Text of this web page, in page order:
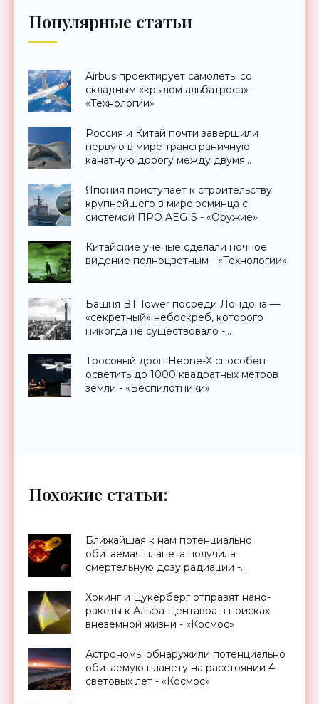
Популярные статьи
Airbus проектирует самолеты со
складным «крылом альбатроса» -
«Технологии»
Россия и Китай почти завершили
первую в мире трансграничную
канатную дорогу между двумя
Япония приступает к строительству
крупнейшего в мире эсминца с
системой ПРО AEGIS - «Оружие»
Китайские ученые сделали ночное
видение полноцветным - «Технологии»
Башня BT Tower посреди Лондона —
«секретный» небоскреб, которого
никогда не существовало -
Тросовый дрон Heone-X способен
осветить до 1000 квадратных метров
земли - «Беспилотники»
Похожие статьи:
Ближайшая к нам потенциально
обитаемая планета получила
смертельную дозу радиации -
Хокинг и Цукерберг отправят нано-
ракеты к Альфа Центавра в поисках
внеземной жизни - «Космос»
Астрономы обнаружили потенциально
обитаемую планету на расстоянии 4
световых лет - «Космос»